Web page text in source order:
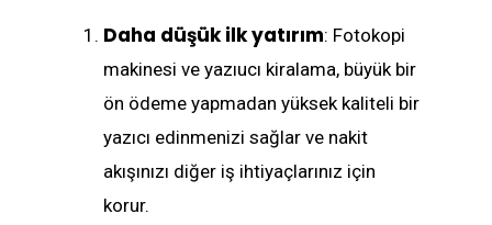
Daha düşük ilk yatırım: Fotokopi
makinesi ve yazıucı kiralama, büyük bir
ön ödeme yapmadan yüksek kaliteli bir
yazıcı edinmenizi sağlar ve nakit
akışınızı diğer iş ihtiyaçlarınız için
korur.